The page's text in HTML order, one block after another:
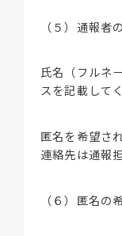
（５）通報者
氏名（フルネ
スを記載して
匿名を希望さ
連絡先は通報
（６）匿名の